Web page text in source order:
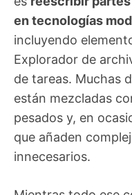
en tecnologías
incluyendo
Explorador de
de tareas. Muchas
están mezcladas
pesados y, en
que añaden
innecesarios.